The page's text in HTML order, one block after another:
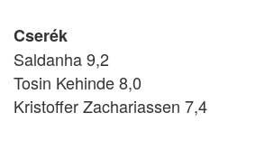
Cserék
Saldanha 9,2
Tosin Kehinde 8,0
Kristoffer Zachariassen 7,4